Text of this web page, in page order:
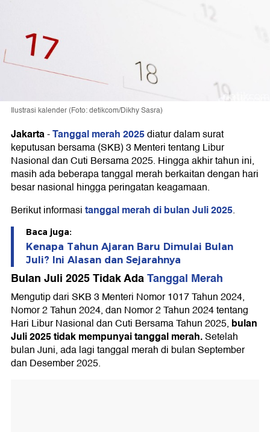
Ilustrasi kalender (Foto: detikcom/Dikhy Sasra)
Jakarta-Tanggal merah 2025diatur dalam surat
keputusan bersama (SKB) 3 Menteri tentang Libur
Nasional dan Cuti Bersama 2025. Hingga akhir tahun ini,
masih ada beberapa tanggal merah berkaitan dengan hari
besar nasional hingga peringatan keagamaan.
Berikut informasitanggal merah di bulan Juli 2025.
Baca juga:
Kenapa Tahun Ajaran Baru Dimulai Bulan
Juli? Ini Alasan dan Sejarahnya
Bulan Juli 2025 Tidak AdaTanggal Merah
Mengutip dari SKB 3 Menteri Nomor 1017 Tahun 2024,
Nomor 2 Tahun 2024, dan Nomor 2 Tahun 2024 tentang
Hari Libur Nasional dan Cuti Bersama Tahun 2025, bulan
Juli 2025 tidak mempunyai tanggal merah.Setelah
bulan Juni, ada lagi tanggal merah di bulan September
dan Desember 2025.